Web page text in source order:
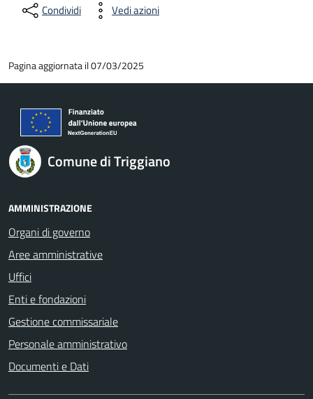
Condividi Vedi azioni
Pagina aggiornata il 07/03/2025
Comune di Triggiano
AMMINISTRAZIONE
Organi di governo
Aree amministrative
Uffici
Enti e fondazioni
Gestione commissariale
Personale amministrativo
Documenti e Dati